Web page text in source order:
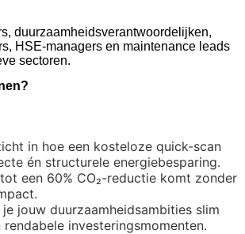
duurzaamheidsverantwoordelijken,
HSE-managers en maintenance leads
sectoren.
in hoe een kosteloze quick-scan
én structurele energiebesparing.
een 60% CO₂-reductie komt zonder
jouw duurzaamheidsambities slim
investeringsmomenten.